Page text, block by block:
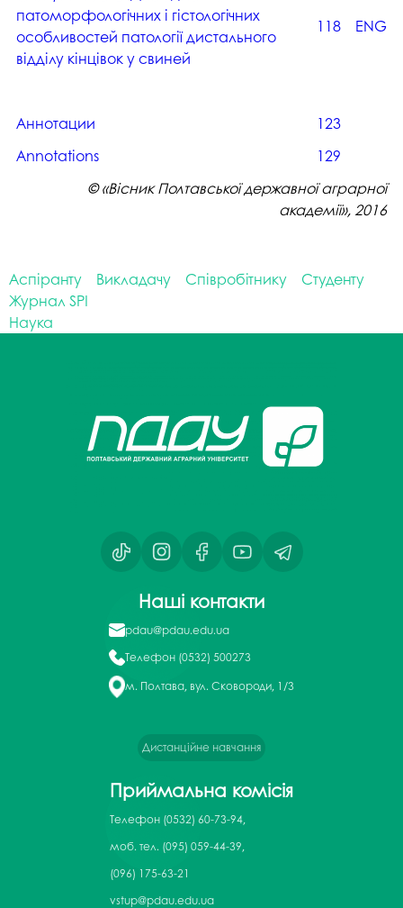
патоморфологічних і гістологічних
особливостей патології дистального
відділу кінцівок у свиней
118 ENG
Аннотации
123
Аnnotations
129
© «Вісник Полтавської державної аграрної
академії», 2016
Аспіранту Викладачу Співробітнику
Студенту
Журнал SPI
Наука
Наші контакти
pdau@pdau.edu.ua
Телефон (0532) 500273
м. Полтава, вул. Сковороди, 1/3
Дистанційне навчання
Приймальна комісія
Телефон (0532) 60-73-94,
моб. тел. (095) 059-44-39,
(096) 175-63-21
vstup@pdau.edu.ua